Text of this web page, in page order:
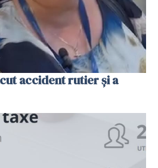
accident rutier și a